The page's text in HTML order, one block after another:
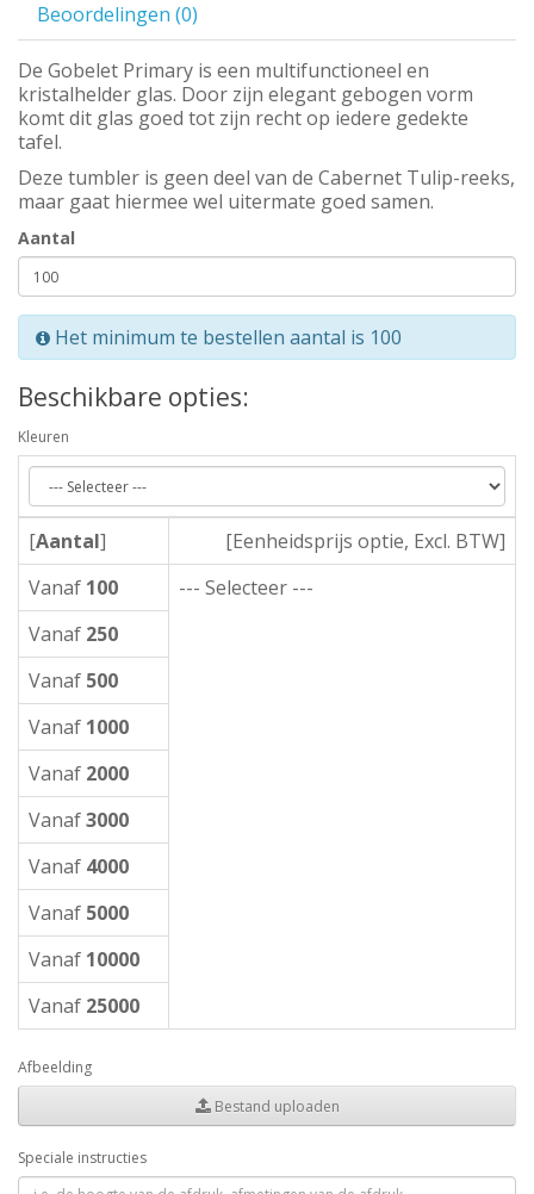
Beoordelingen (0)
De Gobelet Primary is een multifunctioneel en
kristalhelder glas. Door zijn elegant gebogen vorm
komt dit glas goed tot zijn recht op iedere gedekte
tafel.
Deze tumbler is geen deel van de Cabernet Tulip-reeks,
maar gaat hiermee wel uitermate goed samen.
Aantal
Het minimum te bestellen aantal is 100
Beschikbare opties:
Kleuren
[Aantal]
[Eenheidsprijs optie, Excl. BTW]
Vanaf 100
--- Selecteer ---
Vanaf 250
Vanaf 500
Vanaf 1000
Vanaf 2000
Vanaf3000
Vanaf 4000
Vanaf 5000
Vanaf 10000
Vanaf 25000
Afbeelding
Bestand uploaden
Speciale instructies